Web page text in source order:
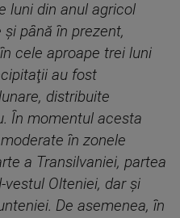
luni din anul agricol
până în prezent,
cele aproape trei luni
au fost
distribuite
În momentul acesta
în zonele
a Transilvaniei, partea
vestul Olteniei, dar şi
De asemenea, în